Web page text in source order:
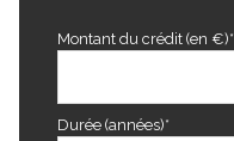
Montant du crédit (en €)*
Durée (années)*